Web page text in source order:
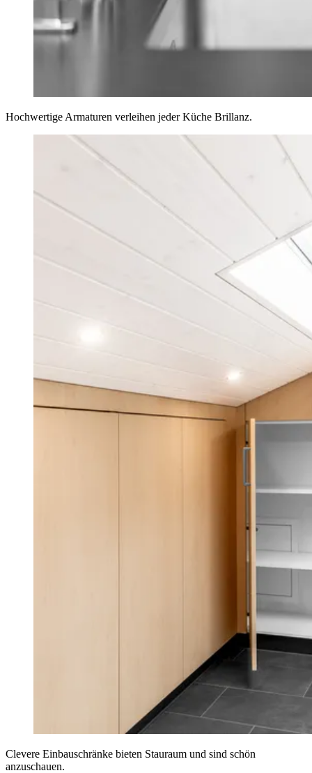
Hochwertige Armaturen verleihen jeder Küche Brillanz.
Clevere Einbauschränke bieten Stauraum und sind schön
anzuschauen.